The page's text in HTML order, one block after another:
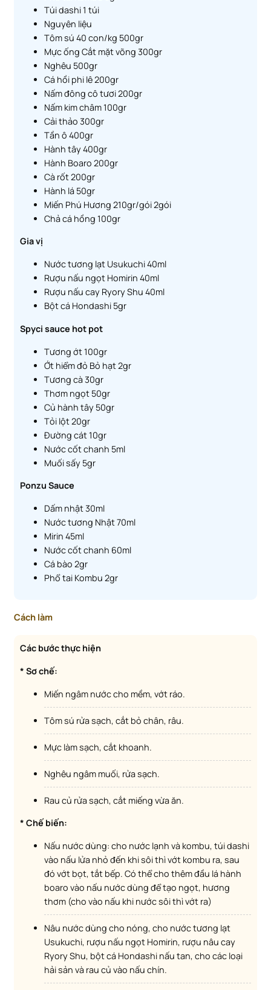
Túi dashi 1 túi
Nguyên liệu
Tôm sú 40 con/kg 500gr
Mực ống Cắt mặt võng 300gr
Nghêu 500gr
Cá hồi phi lê 200gr
Nấm đông cô tươi 200gr
Nấm kim châm 100gr
Cải thảo 300gr
Tần ô 400gr
Hành tây 400gr
Hành Boaro 200gr
Cà rốt 200gr
Hành lá 50gr
Miến Phú Hương 210gr/gói 2gói
Chả cá hồng 100gr
Gia vị
Nước tương lạt Usukuchi 40ml
Rượu nấu ngọt Homirin 40ml
Rượu nấu cay Ryory Shu 40ml
Bột cá Hondashi 5gr
Spyci sauce hot pot
Tương ớt 100gr
Ớt hiểm đỏ Bỏ hạt 2gr
Tương cà 30gr
Thơm ngọt 50gr
Củ hành tây 50gr
Tỏi lột 20gr
Đường cát 10gr
Nước cốt chanh 5ml
Muối sấy 5gr
Ponzu Sauce
Dấm nhật 30ml
Nước tương Nhật 70ml
Mirin 45ml
Nước cốt chanh 60ml
Cá bào 2gr
Phổ tai Kombu 2gr
Cách làm
Các bước thực hiện
* Sơ chế:
Miến ngâm nước cho mềm, vớt ráo.
Tôm sú rửa sạch, cắt bỏ chân, râu.
Mực làm sạch, cắt khoanh.
Nghêu ngâm muối, rửa sạch.
Rau củ rửa sạch, cắt miếng vừa ăn.
* Chế biến:
Nấu nước dùng: cho nước lạnh và kombu, túi dashi
vào nấu lửa nhỏ đến khi sôi thì vớt kombu ra, sau
đó vớt bọt, tắt bếp. Có thể cho thêm đầu lá hành
boaro vào nấu nước dùng để tạo ngọt, hương
thơm (cho vào nấu khi nước sôi thì vớt ra)
Nâu nước dùng cho nóng, cho nước tương lạt
Usukuchi, rượu nấu ngọt Homirin, rượu nâu cay
Ryory Shu, bột cá Hondashi nấu tan, cho các loại
hải sản và rau củ vào nấu chín.